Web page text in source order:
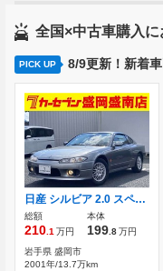
全国×中古車購入
PICK UP 8/9更新！新着
日産 シルビア 2.0 スペックS Lパッケージ ワンオーナー 禁煙車 ETC
総額
210 .1 万円
本体
199 .8万円
岩手県 盛岡市
2001年/13.7万km